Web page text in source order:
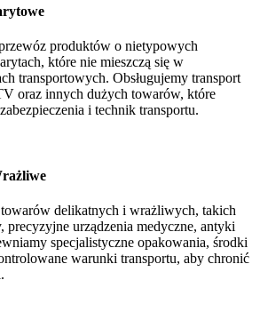
produktów o nietypowych
które nie mieszczą się w
transportowych. Obsługujemy transport
oraz innych dużych towarów, które
i technik transportu.
towarów delikatnych i wrażliwych, takich
precyzyjne urządzenia medyczne, antyki
specjalistyczne opakowania, środki
warunki transportu, aby chronić